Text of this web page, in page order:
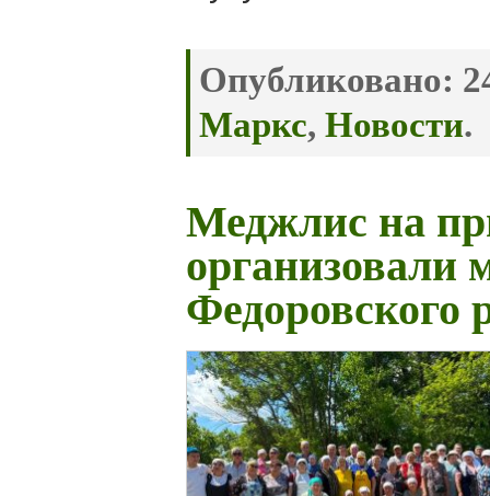
Опубликовано:
Маркс, Новости.
Меджлис на
организовали
Федоровского